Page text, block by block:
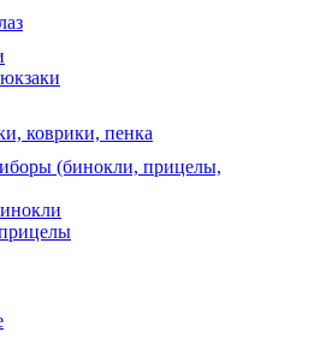
коврики, пенка
(бинокли, прицелы,